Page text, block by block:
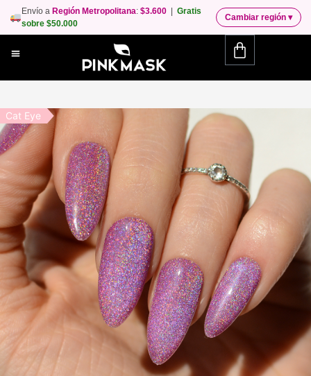
Envío a Región Metropolitana:$3.600 |Gratis
sobre $50.000
Cambiar región ▾
Cat Eye